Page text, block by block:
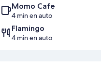
Momo Cafe
4 min en auto
Flamingo
4 min en auto